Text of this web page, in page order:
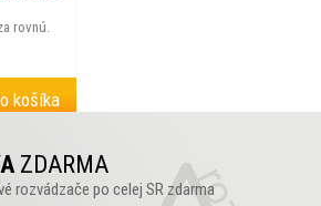
rovnú.
košíka
ZDARMA
rozvádzače po celej SR zdarma